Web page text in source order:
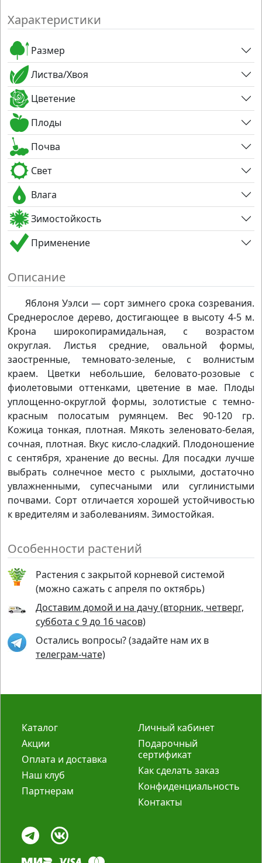
Характеристики
Размер
Листва/Хвоя
Цветение
Плоды
Почва
Свет
Влага
Зимостойкость
Применение
Описание
Яблоня Уэлси — сорт зимнего срока созревания.
Среднерослое дерево, достигающее в высоту 4-5 м.
Крона широкопирамидальная, с возрастом
округлая. Листья средние, овальной формы,
заостренные, темновато-зеленые, с волнистым
краем. Цветки небольшие, беловато-розовые с
фиолетовыми оттенками, цветение в мае. Плоды
уплощенно-округлой формы, золотистые с темно-
красным полосатым румянцем. Вес 90-120 гр.
Кожица тонкая, плотная. Мякоть зеленовато-белая,
сочная, плотная. Вкус кисло-сладкий. Плодоношение
с сентября, хранение до весны. Для посадки лучше
выбрать солнечное место с рыхлыми, достаточно
увлажненными, супесчаными или суглинистыми
почвами. Сорт отличается хорошей устойчивостью
к вредителям и заболеваниям. Зимостойкая.
Особенности растений
Растения с закрытой корневой системой
(можно сажать с апреля по октябрь)
Доставим домой и на дачу (вторник, четверг,
суббота с 9 до 16 часов)
Остались вопросы? (задайте нам их в
телеграм-чате)
Каталог
Акции
Оплата и доставка
Наш клуб
Партнерам
Личный кабинет
Подарочный
сертификат
Как сделать заказ
Конфиденциальность
Контакты